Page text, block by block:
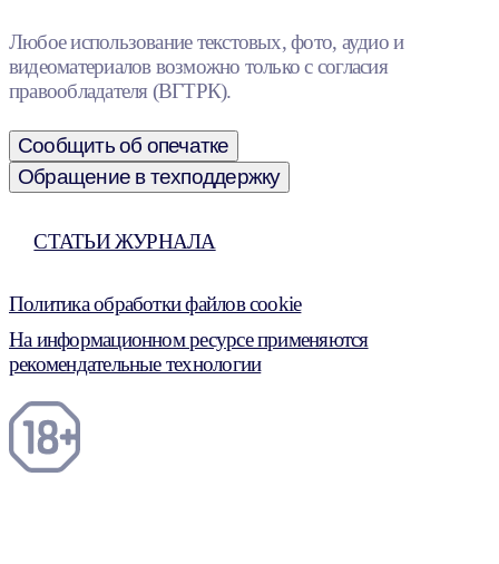
Любое использование текстовых, фото, аудио и
видеоматериалов возможно только с согласия
правообладателя (ВГТРК).
Сообщить об опечатке
Обращение в техподдержку
СТАТЬИ ЖУРНАЛА
Политика обработки файлов cookie
На информационном ресурсе применяются
рекомендательные технологии